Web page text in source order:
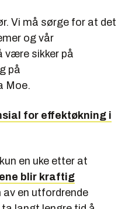
Vi må sørge for at det
og vår
være sikker på
på
Moe.
for effektøkning i
en uke etter at
blir kraftig
av en utfordrende